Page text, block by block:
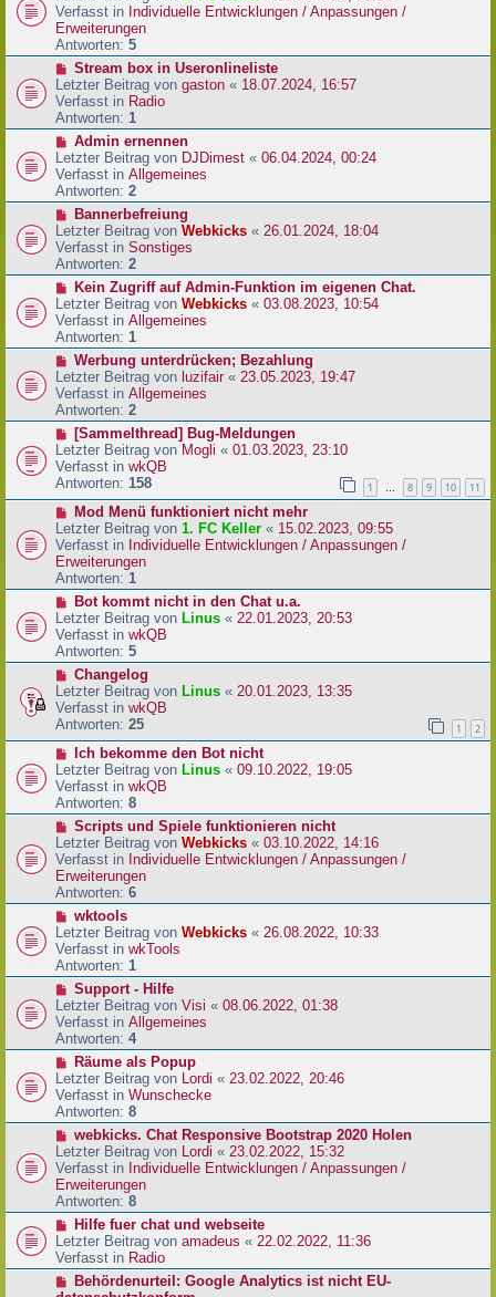
g
e
i
t
r
a
g
u
e
r
B
e
i
t
r
a
g
Verfasst in Individuelle Entwicklungen / Anpassungen /
Erweiterungen
Antworten: 5
N
e
u
e
r
B
e
i
t
a
g
Stream box in Useronlineliste
Letzter Beitrag von gaston « 18.07.2024, 16:57
Verfasst in Radio
Antworten: 1
N
e
u
e
r
B
e
i
t
a
g
Admin ernennen
Letzter Beitrag von DJDimest « 06.04.2024, 00:24
Verfasst in Allgemeines
Antworten: 2
N
e
u
e
r
B
e
i
t
a
g
Bannerbefreiung
Letzter Beitrag von Webkicks « 26.01.2024, 18:04
Verfasst in Sonstiges
Antworten: 2
N
e
u
e
r
B
e
i
t
a
g
Kein Zugriff auf Admin-Funktion im eigenen Chat.
Letzter Beitrag von Webkicks « 03.08.2023, 10:54
Verfasst in Allgemeines
Antworten: 1
N
e
u
e
r
B
e
i
t
a
g
Werbung unterdrücken; Bezahlung
Letzter Beitrag von luzifair « 23.05.2023, 19:47
Verfasst in Allgemeines
Antworten: 2
N
e
u
e
r
B
e
i
t
r
a
g
[Sammelthread] Bug-Meldungen
Letzter Beitrag von Mogli « 01.03.2023, 23:10
Verfasst in wkQB
Antworten: 158 1 … 8 9 10 11
N
e
u
e
r
B
e
i
t
r
a
g
Mod Menü funktioniert nicht mehr
Letzter Beitrag von 1. FC Keller « 15.02.2023, 09:55
Verfasst in Individuelle Entwicklungen / Anpassungen /
Erweiterungen
Antworten: 1
N
e
u
e
r
B
e
i
t
a
g
Bot kommt nicht in den Chat u.a.
Letzter Beitrag von Linus « 22.01.2023, 20:53
Verfasst in wkQB
Antworten: 5
N
e
u
e
r
B
e
i
t
a
g
Changelog
Letzter Beitrag von Linus « 20.01.2023, 13:35
Verfasst in wkQB
Antworten: 25 1 2
N
e
u
e
r
B
e
i
t
r
a
g
Ich bekomme den Bot nicht
Letzter Beitrag von Linus « 09.10.2022, 19:05
Verfasst in wkQB
Antworten: 8
N
e
u
e
r
B
e
i
t
r
a
g
Scripts und Spiele funktionieren nicht
Letzter Beitrag von Webkicks « 03.10.2022, 14:16
Verfasst in Individuelle Entwicklungen / Anpassungen /
Erweiterungen
Antworten: 6
N
e
u
e
r
B
e
i
t
a
g
wktools
Letzter Beitrag von Webkicks « 26.08.2022, 10:33
Verfasst in wkTools
Antworten: 1
N
e
u
e
r
B
e
i
t
a
g
Support - Hilfe
Letzter Beitrag von Visi « 08.06.2022, 01:38
Verfasst in Allgemeines
Antworten: 4
N
e
u
e
r
B
e
i
t
r
a
g
Räume als Popup
Letzter Beitrag von Lordi « 23.02.2022, 20:46
Verfasst in Wunschecke
Antworten: 8
N
e
u
e
r
B
e
i
t
webkicks. Chat Responsive Bootstrap 2020 Holen
Letzter Beitrag von Lordi « 23.02.2022, 15:32
Verfasst in Individuelle Entwicklungen / Anpassungen /
Erweiterungen
Antworten: 8
N
e
u
e
Hilfe fuer chat und webseite
Letzter Beitrag von amadeus « 22.02.2022, 11:36
Verfasst in Radio
NBehördenurteil: Google Analytics ist nicht EU-